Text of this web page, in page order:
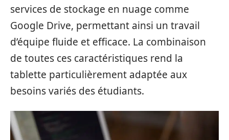
services de stockage en nuage comme
Google Drive, permettant ainsi un travail
d’équipe fluide et efficace. La combinaison
de toutes ces caractéristiques rend la
tablette particulièrement adaptée aux
besoins variés des étudiants.